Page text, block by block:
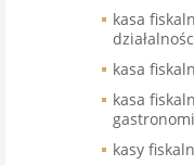
kasa
kasa
kasa
kasy